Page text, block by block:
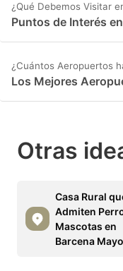
¿Qué Debemos Visitar
Puntos de Interés
¿Cuántos Aeropuertos
Los Mejores
Otras
Casa Rural
Admiten
Mascotas en
Barcena